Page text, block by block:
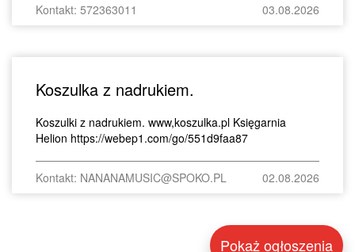
Kontakt: 572363011 03.08.2026
Koszulka z nadrukiem.
Koszulki z nadrukiem. www,koszulka.pl Księgarnia
Helion https://webep1.com/go/551d9faa87
Kontakt: NANANAMUSIC@SPOKO.PL 02.08.2026
Pokaż ogłoszenia